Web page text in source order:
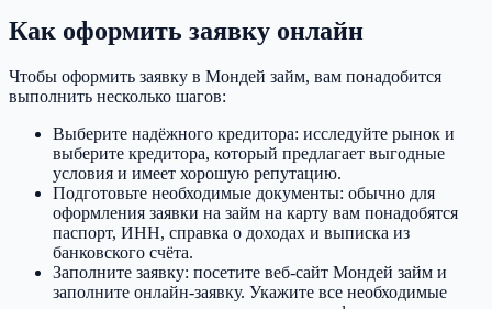
Как оформить заявку онлайн
Чтобы оформить заявку в Мондей займ, вам понадобится
выполнить несколько шагов:
Выберите надёжного кредитора: исследуйте рынок и
выберите кредитора, который предлагает выгодные
условия и имеет хорошую репутацию.
Подготовьте необходимые документы: обычно для
оформления заявки на займ на карту вам понадобятся
паспорт, ИНН, справка о доходах и выписка из
банковского счёта.
Заполните заявку: посетите веб-сайт Мондей займ и
заполните онлайн-заявку. Укажите все необходимые